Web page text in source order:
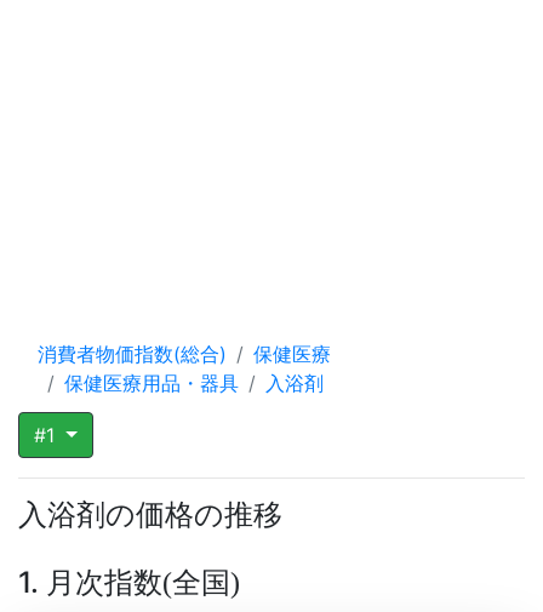
消費者物価指数(総合)
保健医療
保健医療用品・器具
入浴剤
#1
入浴剤の価格の推移
1. 月次指数(全国)